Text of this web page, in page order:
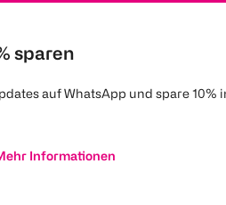
sparen
auf WhatsApp und spare 10%
Informationen